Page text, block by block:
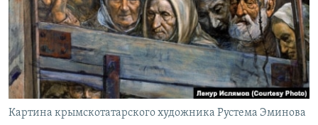
ПОБЕДИТЕЛЕЙ НЕ СУДЯТ?
КРЫМ.НЕПОКОРЕННЫЙ
ELIFBE
УКРАИНСКАЯ ПРОБЛЕМА КРЫМА
ПРИСОЕДИНЯЙТЕСЬ!
Все сайты RFE/RL
Картина крымскотатарского художника Рустема Эминова